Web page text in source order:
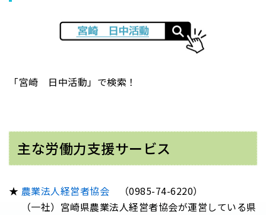
「宮崎 日中活動」で検索！
主な労働力支援サービス
農業法人経営者協会 （0985-74-6220）
（一社）宮崎県農業法人経営者協会が運営している県